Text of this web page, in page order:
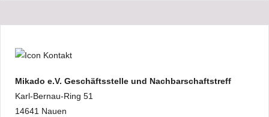
Mikado e.V. Geschäftsstelle und Nachbarschaftstreff
Karl-Bernau-Ring 51
14641 Nauen